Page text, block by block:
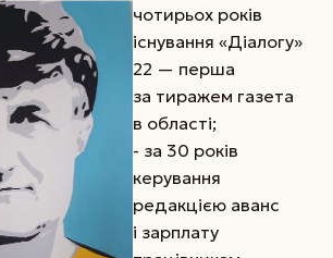
чотирьох років
існування «Діалогу»
22 — перша
за тиражем газета
в області;
- за 30 років
керування
редакцією аванс
і зар­плату